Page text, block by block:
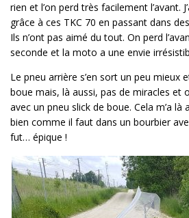
rien et l’on perd très facilement l’avant.
grâce à ces TKC 70 en passant dans
Ils n’ont pas aimé du tout. On perd
seconde et la moto a une envie
Le pneu arrière s’en sort un peu mieux
boue mais, là aussi, pas de miracles et
avec un pneu slick de boue. Cela m’a
bien comme il faut dans un bourbier
fut… épique !